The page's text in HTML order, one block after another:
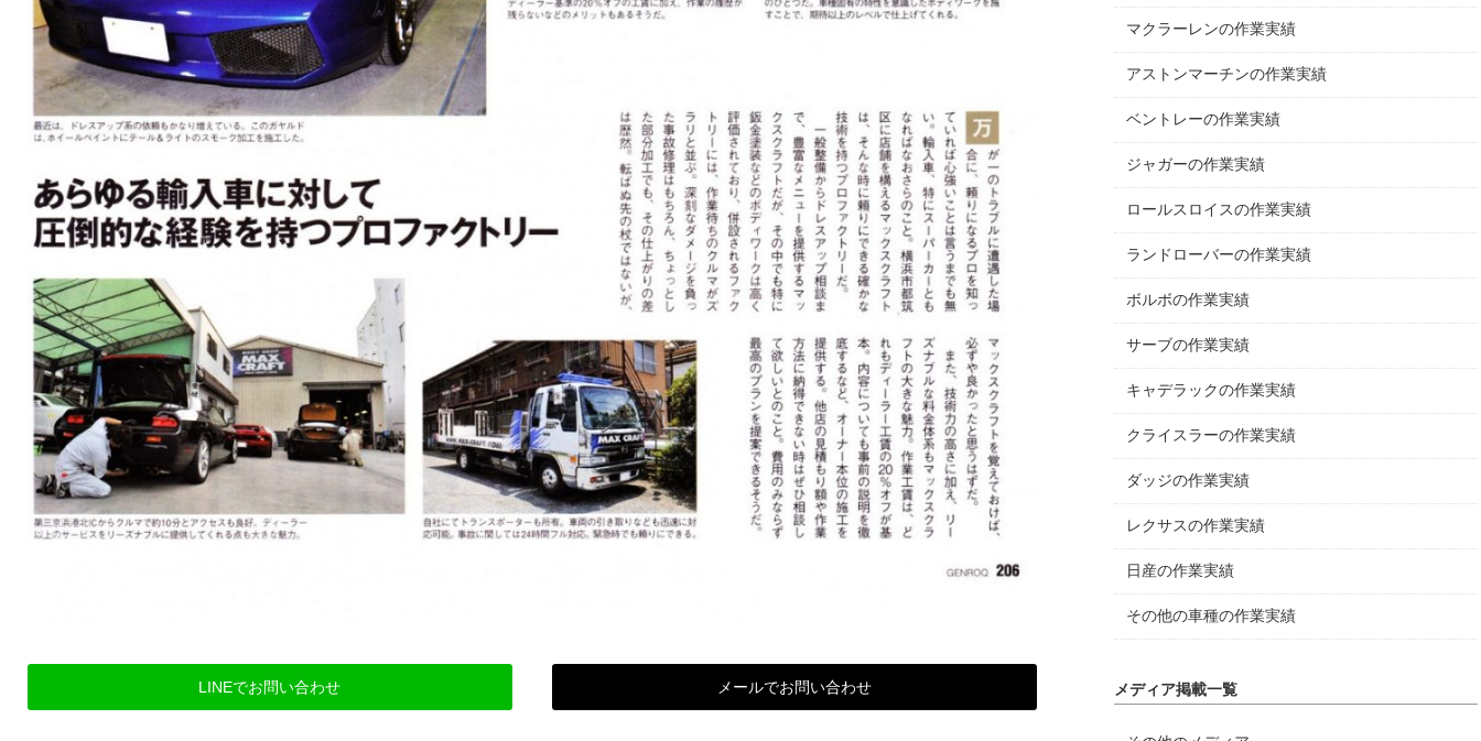
LINEでお問い合わせ メールでお問い合わせ
マクラーレンの作業実績
アストンマーチンの作業実績
ベントレーの作業実績
ジャガーの作業実績
ロールスロイスの作業実績
ランドローバーの作業実績
ボルボの作業実績
サーブの作業実績
キャデラックの作業実績
クライスラーの作業実績
ダッジの作業実績
レクサスの作業実績
日産の作業実績
その他の車種の作業実績
メディア掲載一覧